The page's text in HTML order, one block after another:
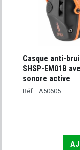
Casque anti-
SHSP-EM01B
sonore active
Réf. : A50605